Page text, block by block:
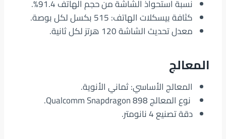
نسبة استحواذ الشاشة من حجم الهاتف 91.4%.
كثافة بيسكلات الهاتف: 515 بكسل لكل بوصة.
معدل تحديث الشاشة 120 هرتز لكل ثانية.
المعالج
المعالج الأساسي: ثماني الأنوية.
نوع المعالج Qualcomm Snapdragon 898.
دقة تصنيع 4 نانومتر.